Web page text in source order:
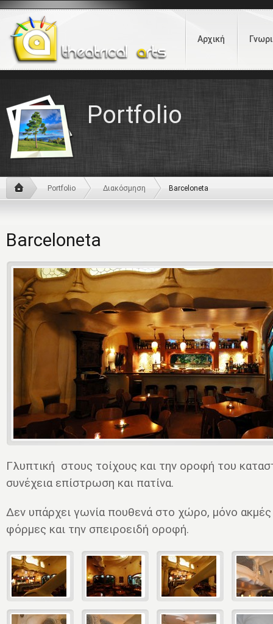
Αρχική
Portfolio
Portfolio Διακόσμηση Barceloneta
Barceloneta
Γλυπτική στους τοίχους και την οροφή του
συνέχεια επίστρωση και πατίνα.
Δεν υπάρχει γωνία πουθενά στο χώρο, μόνο ακμές
φόρμες και την σπειροειδή οροφή.